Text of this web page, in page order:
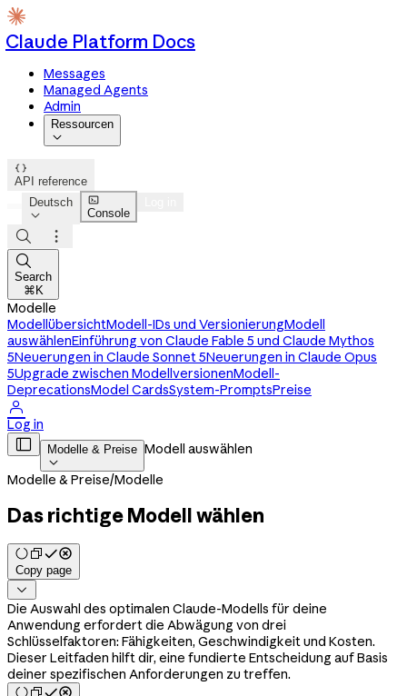
Claude Platform Docs
Messages
Managed Agents
Admin
Ressourcen


API reference
Deutsch


Console



Search
⌘K
Modelle
ModellübersichtModell-IDs und VersionierungModell
auswählenEinführung von Claude Fable 5 und Claude Mythos
5Neuerungen in Claude Sonnet 5Neuerungen in Claude Opus
5Upgrade zwischen ModellversionenModell-
DeprecationsModel CardsSystem-PromptsPreise

Log in
 Modelle & Preise

Modell auswählen
Modelle & Preise/Modelle
Das richtige Modell wählen
Copy page

Die Auswahl des optimalen Claude-Modells für deine
Anwendung erfordert die Abwägung von drei
Schlüsselfaktoren: Fähigkeiten, Geschwindigkeit und Kosten.
Dieser Leitfaden hilft dir, eine fundierte Entscheidung auf Basis
deiner spezifischen Anforderungen zu treffen.